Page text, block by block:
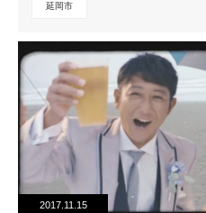
延岡市
2017.11.15